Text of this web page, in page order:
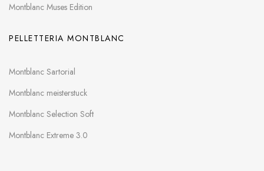
Montblanc Muses Edition
PELLETTERIA MONTBLANC
Montblanc Sartorial
Montblanc meisterstuck
Montblanc Selection Soft
Montblanc Extreme 3.0